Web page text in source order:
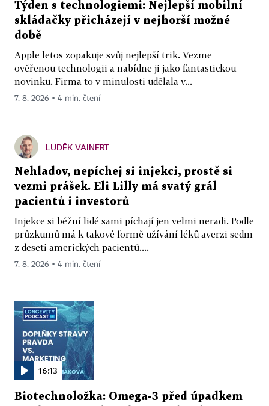
Týden s technologiemi: Nejlepší mobilní
skládačky přicházejí v nejhorší možné
době
Apple letos zopakuje svůj nejlepší trik. Vezme
ověřenou technologii a nabídne ji jako fantastickou
novinku. Firma to v minulosti udělala v...
7. 8. 2026 ▪ 4 min. čtení
LUDĚK VAINERT
Nehladov, nepíchej si injekci, prostě si
vezmi prášek. Eli Lilly má svatý grál
pacientů i investorů
Injekce si běžní lidé sami píchají jen velmi neradi. Podle
průzkumů má k takové formě užívání léků averzi sedm
z deseti amerických pacientů....
7. 8. 2026 ▪ 4 min. čtení
16:13
Biotechnoložka: Omega-3 před úpadkem